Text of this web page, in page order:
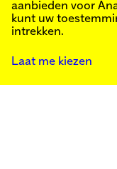
Kunstinstituut Melly
+31 (0)10 4110144
aanbieden voor
kunt uw
intrekken.
Laat me kiezen